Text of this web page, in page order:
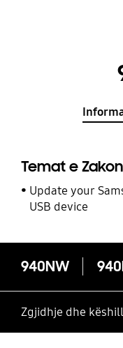
Temat e
Update your
USB device
940NW
Zgjidhje dhe